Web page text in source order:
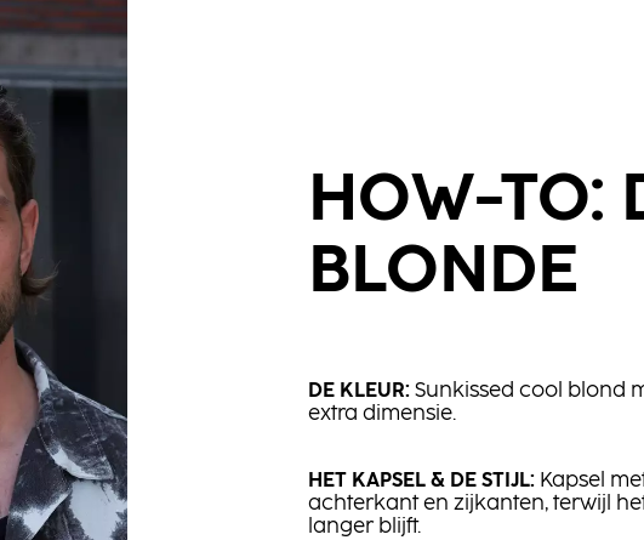
HOW-TO:
BLONDE
DE KLEUR:Sunkissed cool blond
extra dimensie.
HET KAPSEL & DE STIJL:Kapsel
achterkant en zijkanten, terwijl
langer blijft.